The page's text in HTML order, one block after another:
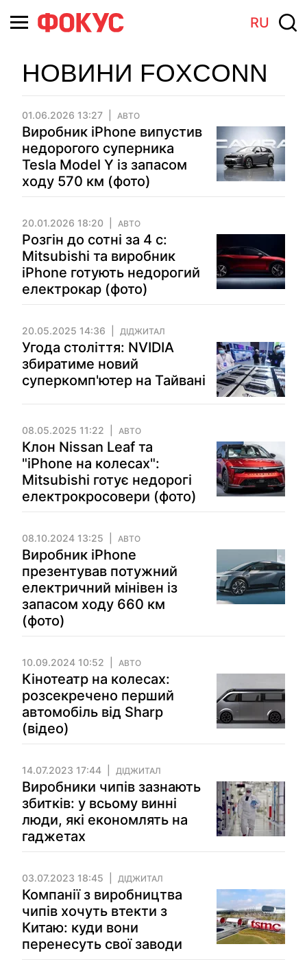
RU
НОВИНИ FOXCONN
01.06.2026 13:27 АВТО
Виробник iPhone випустив
недорогого суперника
Tesla Model Y із запасом
ходу 570 км (фото)
20.01.2026 18:20 АВТО
Розгін до сотні за 4 с:
Mitsubishi та виробник
iPhone готують недорогий
електрокар (фото)
20.05.2025 14:36 ДІДЖИТАЛ
Угода століття: NVIDIA
збиратиме новий
суперкомп'ютер на Тайвані
08.05.2025 11:22 АВТО
Клон Nissan Leaf та
"iPhone на колесах":
Mitsubishi готує недорогі
електрокросовери (фото)
08.10.2024 13:25 АВТО
Виробник iPhone
презентував потужний
електричний мінівен із
запасом ходу 660 км
(фото)
10.09.2024 10:52 АВТО
Кінотеатр на колесах:
розсекречено перший
автомобіль від Sharp
(відео)
14.07.2023 17:44 ДІДЖИТАЛ
Виробники чипів зазнають
збитків: у всьому винні
люди, які економлять на
гаджетах
03.07.2023 18:45 ДІДЖИТАЛ
Компанії з виробництва
чипів хочуть втекти з
Китаю: куди вони
перенесуть свої заводи